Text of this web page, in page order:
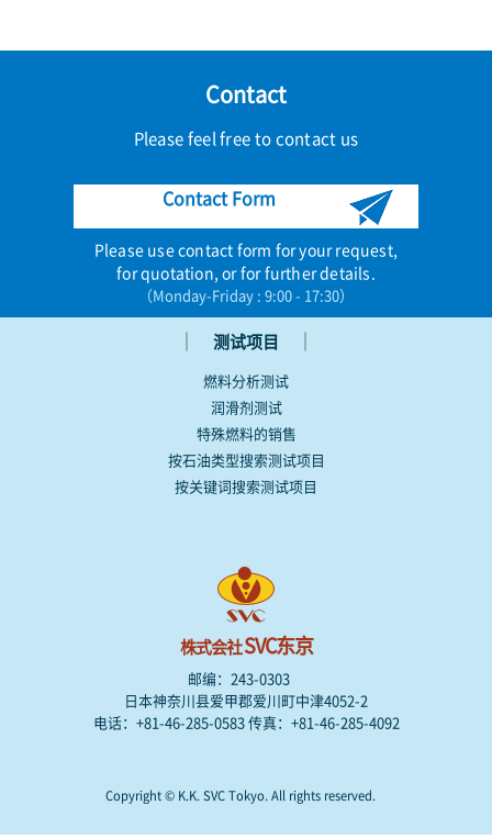
Contact
Please feel free to contact us
Contact Form
Please use contact form for your request,
for quotation, or for further details.
（Monday-Friday : 9:00 - 17:30）
测试项目
燃料分析测试
润滑剂测试
特殊燃料的销售
按石油类型搜索测试项目
按关键词搜索测试项目
株式会社SVC东京
邮编：243-0303
日本神奈川县爱甲郡爱川町中津4052-2
电话：+81-46-285-0583 传真：+81-46-285-4092
Copyright © K.K. SVC Tokyo. All rights reserved.